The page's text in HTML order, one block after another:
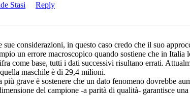
Stasi Reply
considerazioni, in questo caso credo che il suo
un errore macroscopico quando sostiene che in
come base, tutti i dati successivi risultano errati.
maschile è di 29,4 milioni.
più grave è sostenere che un dato fenomeno dovrebbe
del campione -a parità di qualità- garantisce